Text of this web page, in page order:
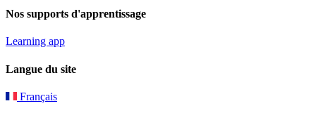
Nos supports d'apprentissage
Learning app
Langue du site
Français